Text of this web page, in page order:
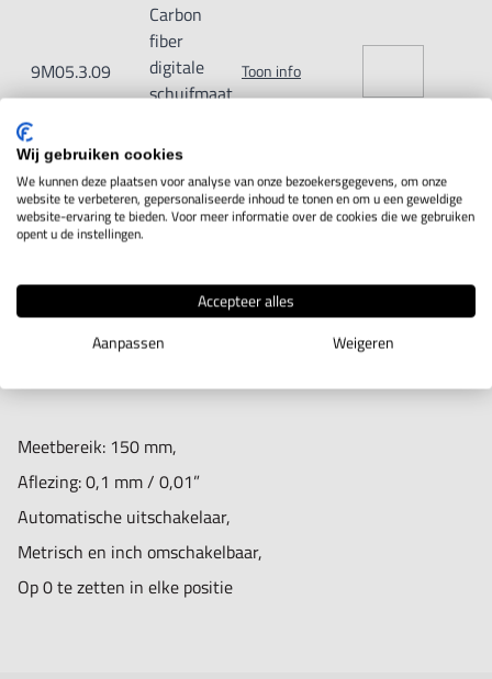
9M05.3.09
Carbon
fiber
digitale
schuifmaat
Toon info
IN WINKELWAGEN
Productomschrijving
Meetbereik: 150 mm,
Aflezing: 0,1 mm / 0,01”
Automatische uitschakelaar,
Metrisch en inch omschakelbaar,
Op 0 te zetten in elke positie
Wij gebruiken cookies
We kunnen deze plaatsen voor analyse van onze bezoekersgegevens, om onze
website te verbeteren, gepersonaliseerde inhoud te tonen en om u een geweldige
website-ervaring te bieden. Voor meer informatie over de cookies die we gebruiken
opent u de instellingen.
Accepteer alles
Aanpassen
Weigeren